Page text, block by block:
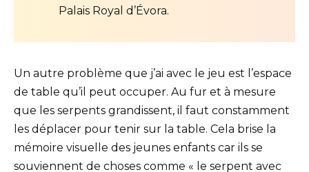
Palais Royal d’Évora.
Un autre problème que j’ai avec le jeu est l’espace
de table qu’il peut occuper. Au fur et à mesure
que les serpents grandissent, il faut constamment
les déplacer pour tenir sur la table. Cela brise la
mémoire visuelle des jeunes enfants car ils se
souviennent de choses comme « le serpent avec